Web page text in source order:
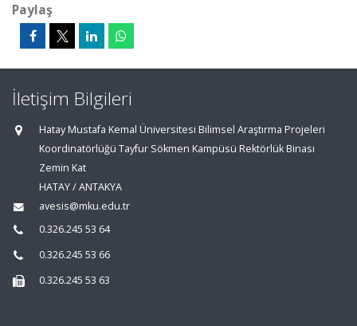
Paylaş
İletişim Bilgileri
Hatay Mustafa Kemal Üniversitesi Bilimsel Araştırma Projeleri
Koordinatörlüğü Tayfur Sökmen Kampüsü Rektörlük Binası
Zemin Kat
HATAY / ANTAKYA
avesis@mku.edu.tr
0.326.245 53 64
0.326.245 53 66
0.326.245 53 63